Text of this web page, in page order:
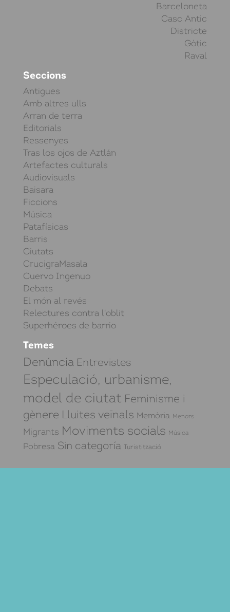
Barceloneta
Casc Antic
Districte
Gòtic
Raval
Seccions
Antigues
Amb altres ulls
Arran de terra
Editorials
Ressenyes
Tras los ojos de Aztlán
Artefactes culturals
Audiovisuals
Baisara
Ficcions
Música
Patafísicas
Barris
Ciutats
CrucigraMasala
Cuervo Ingenuo
Debats
El món al revés
Relectures contra l'oblit
Superhéroes de barrio
Temes
Denúncia Entrevistes
Especulació, urbanisme,
model de ciutat Feminisme i
gènere Lluites veïnals Memòria Menors
Migrants Moviments socials Música
Pobresa Sin categoría Turistització